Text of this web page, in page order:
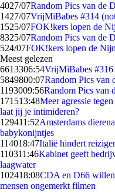
4027/07Random Pics van de
1427/07VrijMiBabes #314
1525/07FOK!kers lopen de
8325/07Random Pics van de
524/07FOK!kers lopen de
Meest gelezen
6613306:54VrijMiBabes
5849800:07Random Pics van
1193009:56Random Pics van
171513:48Meer agressie
laat jij je intimideren?
129411:52Amsterdams
babykonijntjes
114018:47Italië hindert
110311:46Kabinet geeft
laagwater
102418:08CDA en D66
mensen ongemerkt filmen